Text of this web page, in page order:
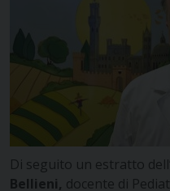
Di seguito un estratto
Bellieni, docente di